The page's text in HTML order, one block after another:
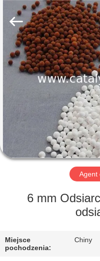
DOM
PRODUKTY
WYCIECZKA
FABRYCE
JAKOŚCI
GROUP
CO.,LTD.
Rights
Reserved.
Agent
6 mm
Miejsce
pochodzenia:
Chiny